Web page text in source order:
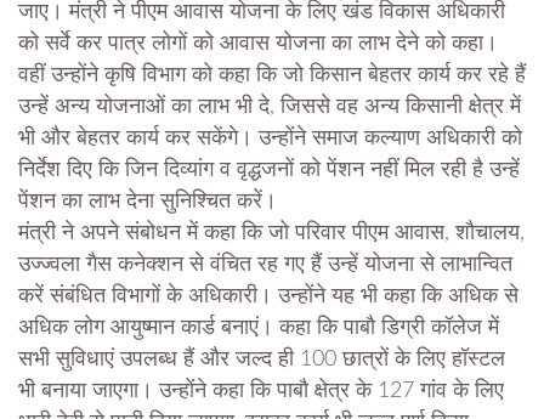
जाए। मंत्री ने पीएम आवास योजना के लिए खंड विकास अधिकारी
को सर्वे कर पात्र लोगों को आवास योजना का लाभ देने को कहा।
वहीं उन्होंने कृषि विभाग को कहा कि जो किसान बेहतर कार्य कर रहे हैं
उन्हें अन्य योजनाओं का लाभ भी दे, जिससे वह अन्य किसानी क्षेत्र में
भी और बेहतर कार्य कर सकेंगे। उन्होंने समाज कल्याण अधिकारी को
निर्देश दिए कि जिन दिव्यांग व वृद्धजनों को पेंशन नहीं मिल रही है उन्हें
पेंशन का लाभ देना सुनिश्चित करें।
मंत्री ने अपने संबोधन में कहा कि जो परिवार पीएम आवास, शौचालय,
उज्ज्वला गैस कनेक्शन से वंचित रह गए हैं उन्हें योजना से लाभान्वित
करें संबंधित विभागों के अधिकारी। उन्होंने यह भी कहा कि अधिक से
अधिक लोग आयुष्मान कार्ड बनाएं। कहा कि पाबौ डिग्री कॉलेज में
सभी सुविधाएं उपलब्ध हैं और जल्द ही 100 छात्रों के लिए हॉस्टल
भी बनाया जाएगा। उन्होंने कहा कि पाबौ क्षेत्र के 127 गांव के लिए